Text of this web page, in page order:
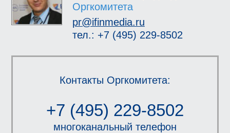
Оргкомитета
pr@ifinmedia.ru
тел.: +7 (495) 229-8502
Контакты Оргкомитета:
+7 (495) 229-8502
многоканальный телефон